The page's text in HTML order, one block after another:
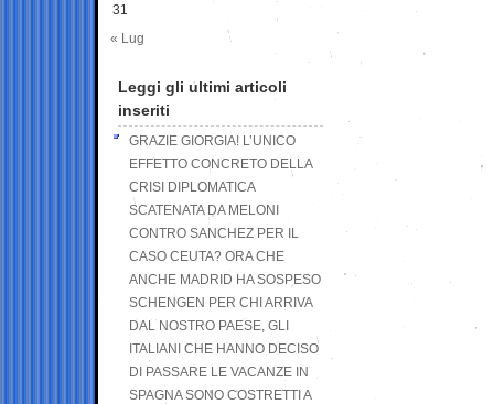
31
« Lug
Leggi gli ultimi articoli
inseriti
GRAZIE GIORGIA! L’UNICO
EFFETTO CONCRETO DELLA
CRISI DIPLOMATICA
SCATENATA DA MELONI
CONTRO SANCHEZ PER IL
CASO CEUTA? ORA CHE
ANCHE MADRID HA SOSPESO
SCHENGEN PER CHI ARRIVA
DAL NOSTRO PAESE, GLI
ITALIANI CHE HANNO DECISO
DI PASSARE LE VACANZE IN
SPAGNA SONO COSTRETTI A